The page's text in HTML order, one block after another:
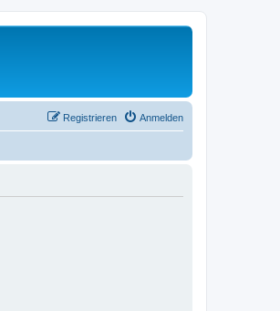
Anmelden
Registrieren